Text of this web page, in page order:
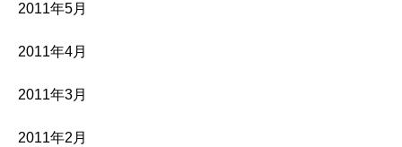
2011年5月
2011年4月
2011年3月
2011年2月